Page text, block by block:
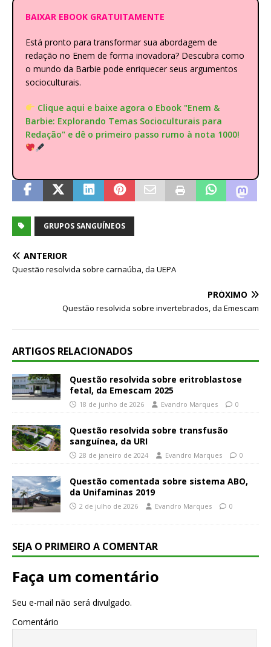
BAIXAR EBOOK GRATUITAMENTE
Está pronto para transformar sua abordagem de
redação no Enem de forma inovadora? Descubra como
o mundo da Barbie pode enriquecer seus argumentos
socioculturais.
Clique aqui e baixe agora o Ebook "Enem &
Barbie: Explorando Temas Socioculturais para
Redação" e dê o primeiro passo rumo à nota 1000!
GRUPOS SANGUÍNEOS
ANTERIOR
Questão resolvida sobre carnaúba, da UEPA
PRÓXIMO
Questão resolvida sobre invertebrados, da Emescam
ARTIGOS RELACIONADOS
Questão resolvida sobre eritroblastose
fetal, da Emescam 2025
18 de junho de 2026 Evandro Marques 0
Questão resolvida sobre transfusão
sanguínea, da URI
28 de janeiro de 2024 Evandro Marques 0
Questão comentada sobre sistema ABO,
da Unifaminas 2019
2 de julho de 2026 Evandro Marques 0
SEJA O PRIMEIRO A COMENTAR
Faça um comentário
Seu e-mail não será divulgado.
Comentário